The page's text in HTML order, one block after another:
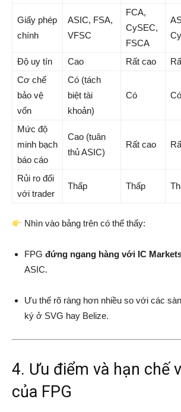
Giấy phép
chính
ASIC, FSA,
VFSC
FCA,
CySEC,
FSCA
Độ uy tín Cao Rất cao
Cơ chế
bảo vệ
vốn
Có (tách
biệt tài
khoản)
Có Có
Mức độ
minh bạch
báo cáo
Cao (tuân
thủ ASIC)
Rất cao
Rủi ro đối
với trader
Thấp Thấp
Nhìn vào bảng trên có thể thấy:
FPG đứng ngang hàng với IC
ASIC.
Ưu thế rõ ràng hơn nhiều so với các
ký ở SVG hay Belize.
4. Ưu điểm và hạn chế
của FPG